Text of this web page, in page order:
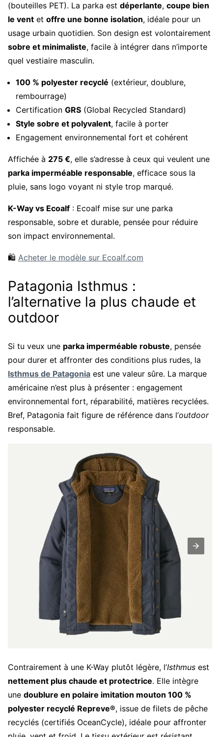
(bouteilles PET). La parka est déperlante, coupe bien
le vent et offre une bonne isolation, idéale pour un
usage urbain quotidien. Son design est volontairement
sobre et minimaliste, facile à intégrer dans n’importe
quel vestiaire masculin.
100 % polyester recyclé (extérieur, doublure,
rembourrage)
Certification GRS (Global Recycled Standard)
Style sobre et polyvalent, facile à porter
Engagement environnemental fort et cohérent
Affichée à 275 €, elle s’adresse à ceux qui veulent une
parka imperméable responsable, efficace sous la
pluie, sans logo voyant ni style trop marqué.
K-Way vs Ecoalf : Ecoalf mise sur une parka
responsable, sobre et durable, pensée pour réduire
son impact environnemental.
🛍️ Acheter le modèle sur Ecoalf.com
Patagonia Isthmus :
l’alternative la plus chaude et
outdoor
Si tu veux une parka imperméable robuste, pensée
pour durer et affronter des conditions plus rudes, la
Isthmus de Patagonia est une valeur sûre. La marque
américaine n’est plus à présenter : engagement
environnemental fort, réparabilité, matières recyclées.
Bref, Patagonia fait figure de référence dans l’outdoor
responsable.
Contrairement à une K-Way plutôt légère, l’Isthmus est
nettement plus chaude et protectrice. Elle intègre
une doublure en polaire imitation mouton 100 %
polyester recyclé Repreve®, issue de filets de pêche
recyclés (certifiés OceanCycle), idéale pour affronter